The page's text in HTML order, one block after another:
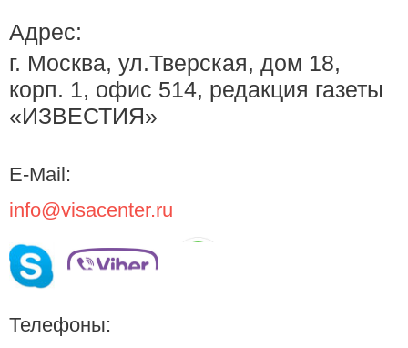
Адрес:
г. Москва, ул.Тверская, дом 18,
корп. 1, офис 514, редакция газеты
«ИЗВЕСТИЯ»
E-Mail:
info@visacenter.ru
Телефоны: